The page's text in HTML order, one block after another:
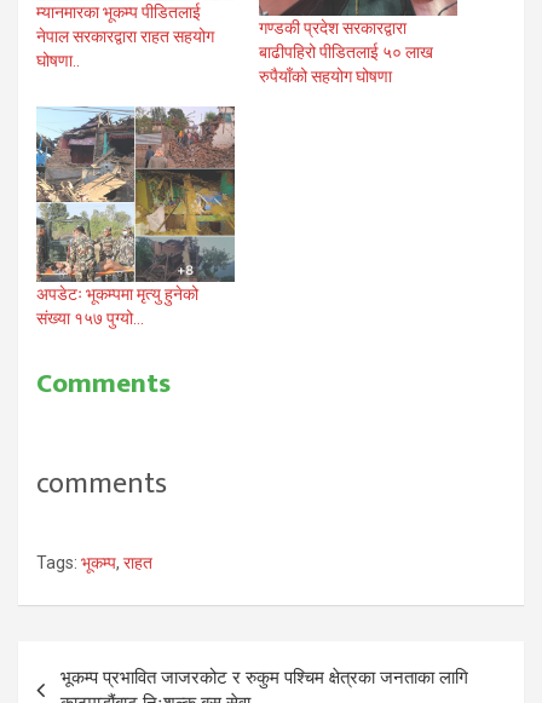
म्यानमारका भूकम्प पीडितलाई
नेपाल सरकारद्वारा राहत सहयोग
घोषणा..
गण्डकी प्रदेश सरकारद्वारा
बाढीपहिरो पीडितलाई ५० लाख
रुपैयाँको सहयोग घोषणा
अपडेटः भूकम्पमा मृत्यु हुनेको
संख्या १५७ पुग्यो…
Comments
comments
Tags: भूकम्प, राहत
Postभूकम्प प्रभावित जाजरकोट र रुकुम पश्चिम क्षेत्रका जनताका लागि